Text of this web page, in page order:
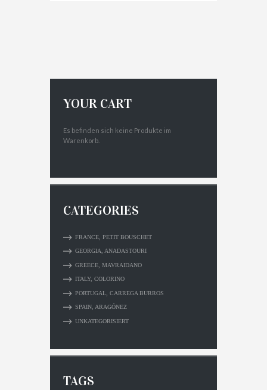
YOUR CART
Es befinden sich keine Produkte im
Warenkorb.
CATEGORIES
FRANCE, PETIT BOUSCHET
GEORGIA, ANADASTOURI
GREECE, MAVRAIDANO
ITALY, COLORINO
PORTUGAL, CARREGA BURROS
SPAIN, ARAGÓNEZ
UNKATEGORISIERT
TAGS